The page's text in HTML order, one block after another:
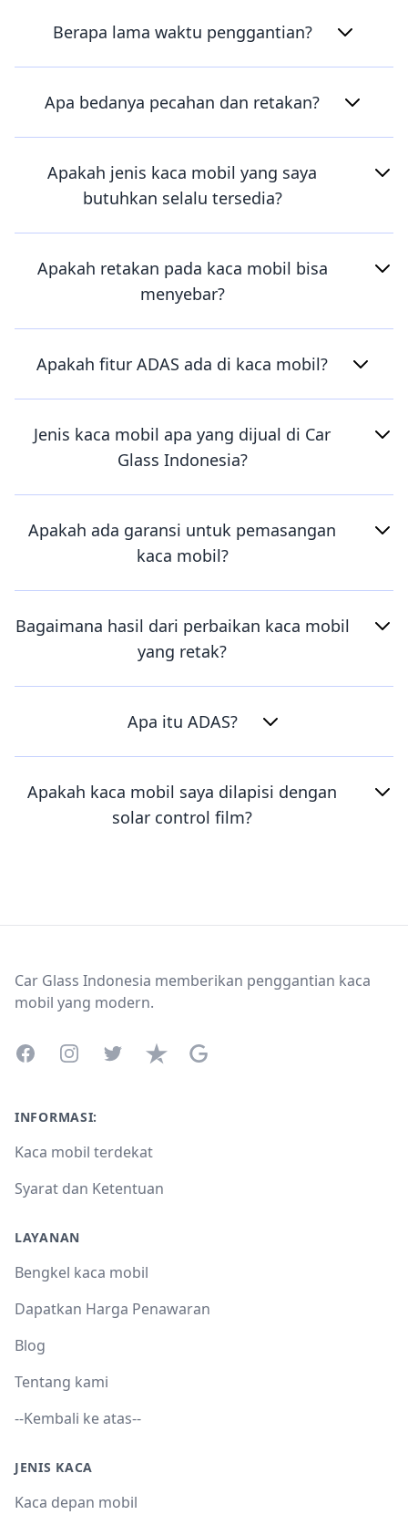
Berapa lama waktu penggantian?
Apa bedanya pecahan dan retakan?
Apakah jenis kaca mobil yang saya
butuhkan selalu tersedia?
Apakah retakan pada kaca mobil bisa
menyebar?
Apakah fitur ADAS ada di kaca mobil?
Jenis kaca mobil apa yang dijual di Car
Glass Indonesia?
Apakah ada garansi untuk pemasangan
kaca mobil?
Bagaimana hasil dari perbaikan kaca mobil
yang retak?
Apa itu ADAS?
Apakah kaca mobil saya dilapisi dengan
solar control film?
Car Glass Indonesia memberikan penggantian kaca
mobil yang modern.
FacebookInstagramTwitterTrustpilotGoogle Business Profile
INFORMASI:
Kaca mobil terdekat
Syarat dan Ketentuan
LAYANAN
Bengkel kaca mobil
Dapatkan Harga Penawaran
Blog
Tentang kami
--Kembali ke atas--
JENIS KACA
Kaca depan mobil